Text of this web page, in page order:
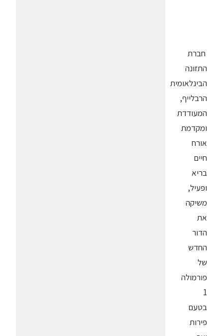
חברת
התזונה
הבינלאומית
הרבלייף,
המעודדת
ומקדמת
אורח
חיים
בריא
ופעיל,
משיקה
את
הדור
החדש
של
פורמולה
1
בטעם
פירות